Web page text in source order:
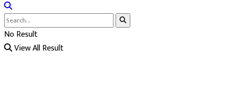
No Result
View All Result